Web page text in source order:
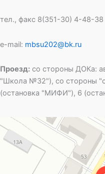
тел., факс 8(351-30) 4-48-38
e-mail: mbsu202@bk.ru
Проезд: со стороны ДОКа:
"Школа №32"), со стороны
(остановка "МИФИ"), 6
Специальная школа открытого
Общеобразовательная школа в